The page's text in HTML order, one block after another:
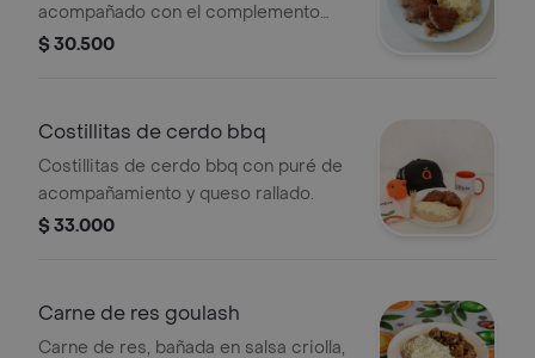
acompañado con el complemento
que desees
$ 30.500
Costillitas de cerdo bbq
Costillitas de cerdo bbq con puré de
acompañamiento y queso rallado.
$ 33.000
Carne de res goulash
Carne de res, bañada en salsa criolla,